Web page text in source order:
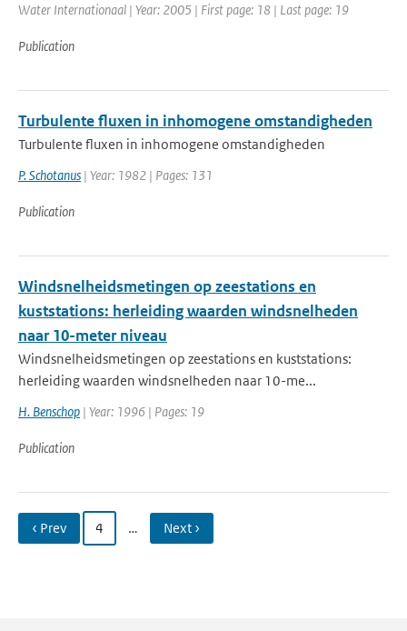
Water Internationaal | Year: 2005 | First page: 18 | Last page: 19
Publication
Turbulente fluxen in inhomogene omstandigheden
Turbulente fluxen in inhomogene omstandigheden
P. Schotanus | Year: 1982 | Pages: 131
Publication
Windsnelheidsmetingen op zeestations en
kuststations: herleiding waarden windsnelheden
naar 10-meter niveau
Windsnelheidsmetingen op zeestations en kuststations:
herleiding waarden windsnelheden naar 10-me...
H. Benschop | Year: 1996 | Pages: 19
Publication
‹ Prev 4 … Next ›